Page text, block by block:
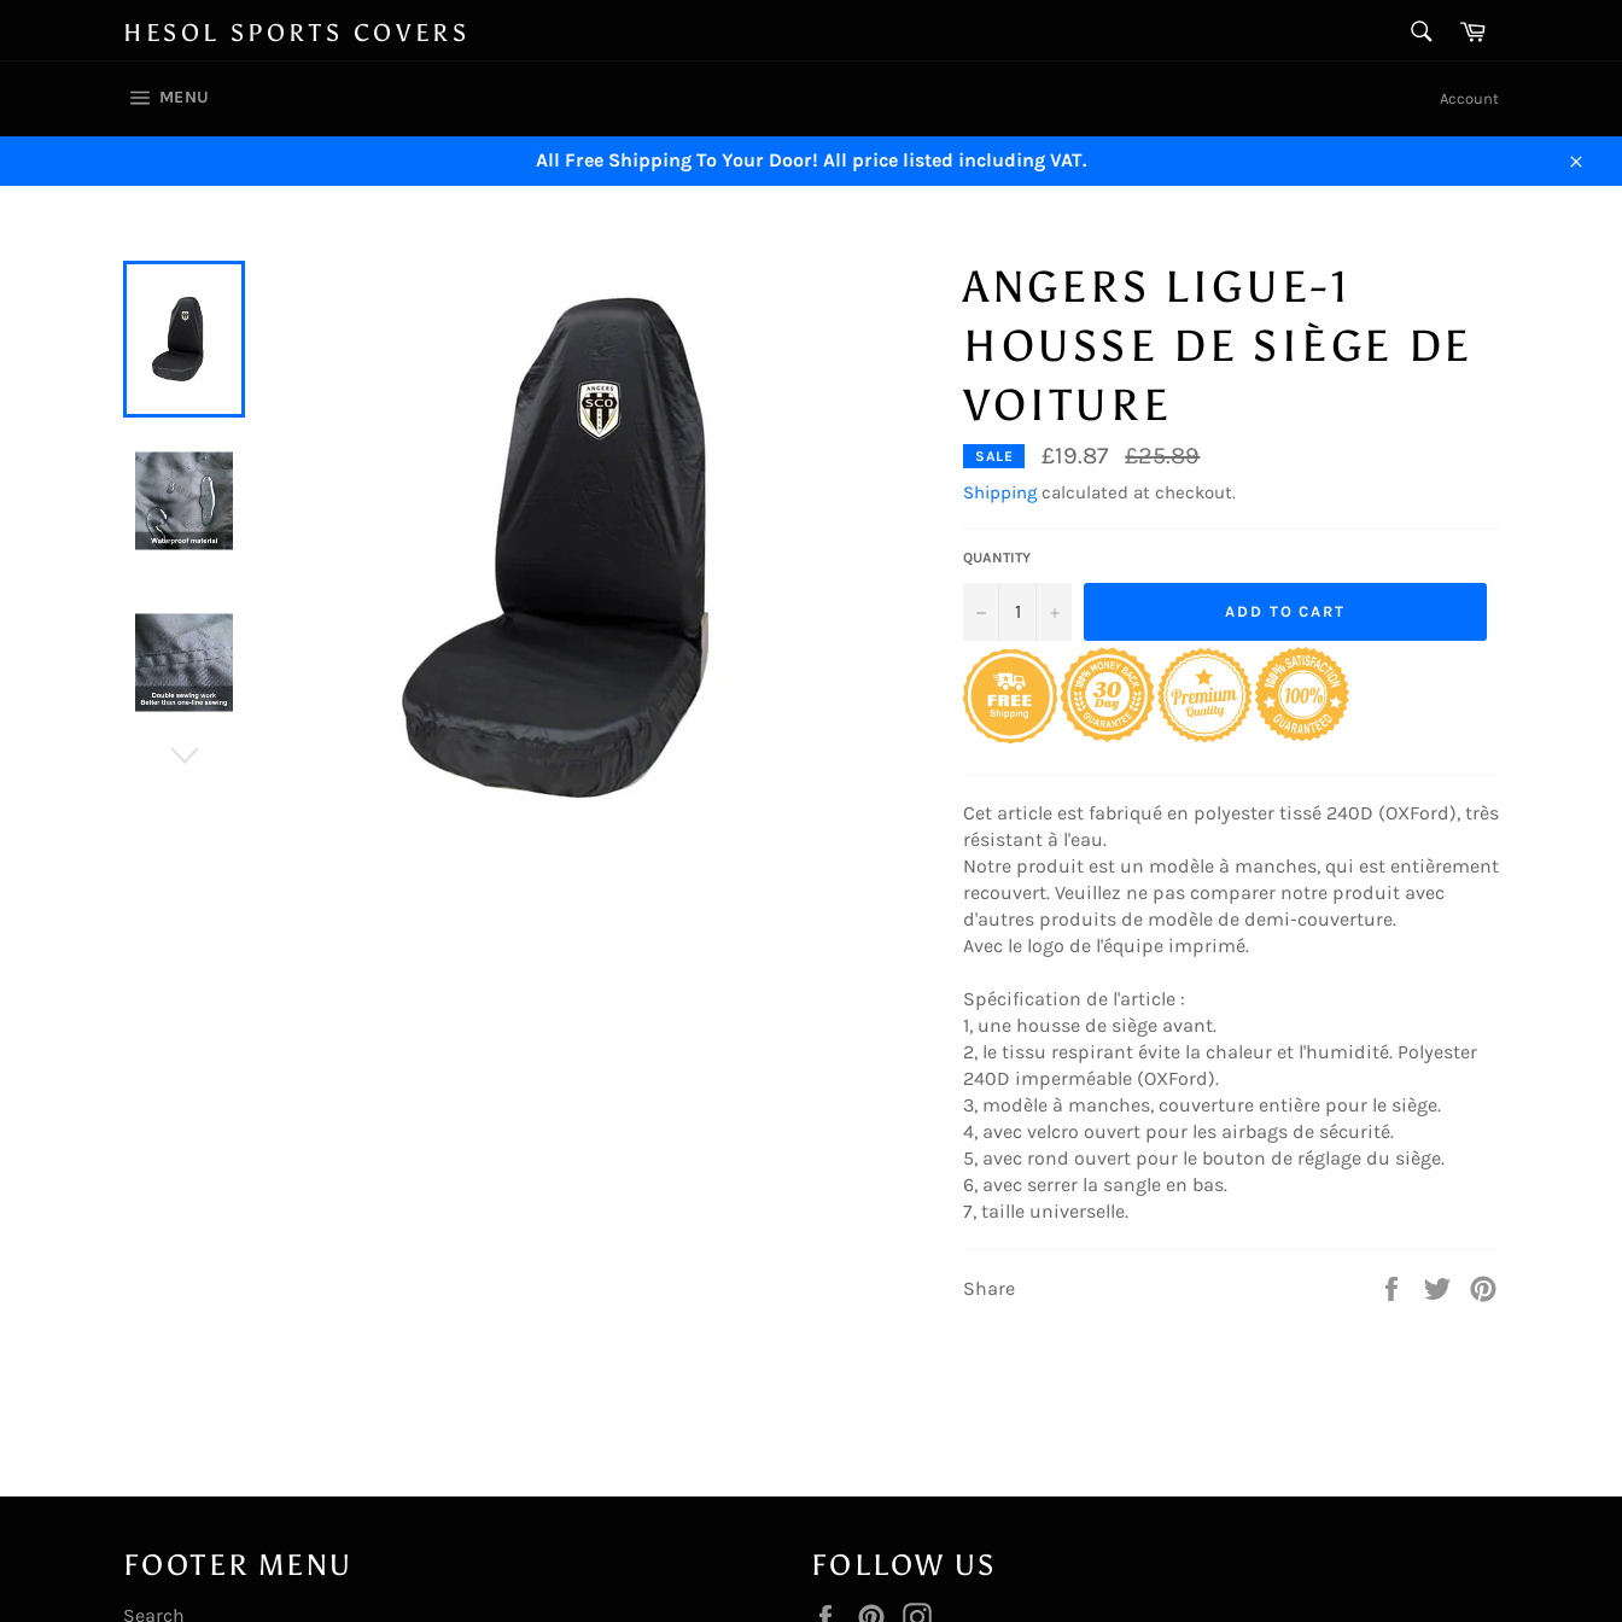
HESOL SPORTS COVERS Cart
MENU Account
All Free Shipping To Your Door! All price listed including VAT.
Close
ANGERS LIGUE-1
HOUSSE DE SIÈGE DE
VOITURE
SALE £19.87
Regular
price
£25.89
Shipping calculated at checkout.
QUANTITY
− + ADD TO CART
Cet article est fabriqué en polyester tissé 240D (OXFord), très
résistant à l'eau.
Notre produit est un modèle à manches, qui est entièrement
recouvert. Veuillez ne pas comparer notre produit avec
d'autres produits de modèle de demi-couverture.
Avec le logo de l'équipe imprimé.
Spécification de l'article :
1, une housse de siège avant.
2, le tissu respirant évite la chaleur et l'humidité. Polyester
240D imperméable (OXFord).
3, modèle à manches, couverture entière pour le siège.
4, avec velcro ouvert pour les airbags de sécurité.
5, avec rond ouvert pour le bouton de réglage du siège.
6, avec serrer la sangle en bas.
7, taille universelle.
Share
Share
Tweet
FOOTER MENU
Search
FOLLOW US
FacebookPinterest